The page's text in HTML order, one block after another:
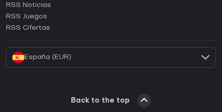
¿Cómo activar una CD Key de Ubisoft Connect?
RSS Noticias
RSS Juegos
RSS Ofertas
España (EUR)
Back to the top